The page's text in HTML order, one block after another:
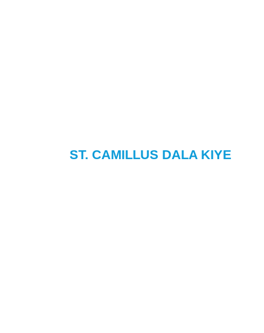
ST. CAMILLUS DALA KIYE